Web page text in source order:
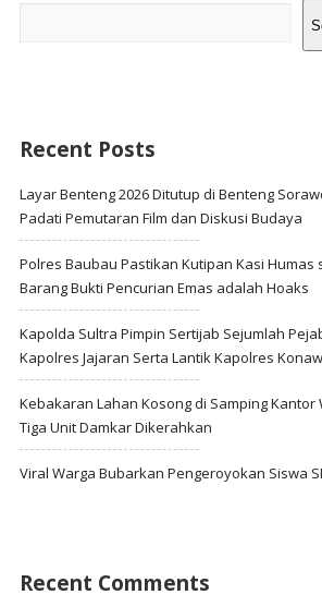
Recent Posts
Layar Benteng 2026 Ditutup di Benteng
Padati Pemutaran Film dan Diskusi Budaya
Polres Baubau Pastikan Kutipan Kasi Humas
Barang Bukti Pencurian Emas adalah Hoaks
Kapolda Sultra Pimpin Sertijab Sejumlah
Kapolres Jajaran Serta Lantik Kapolres
Kebakaran Lahan Kosong di Samping Kantor
Tiga Unit Damkar Dikerahkan
Viral Warga Bubarkan Pengeroyokan Siswa
Recent Comments